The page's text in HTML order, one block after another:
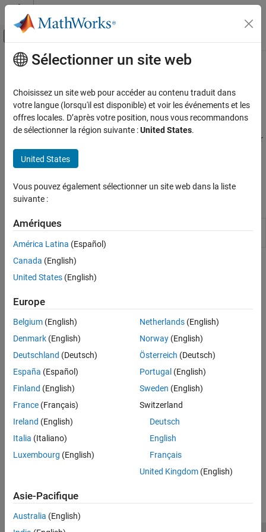
Passer au contenu
Activer/désactiver l'affichage du menu
Accueil de la documentation
Importation et analyse de données
Importation et exportation de données
Communication hardware et réseau
Hardware Arduino
Installation et configuration
interactive avec Arduino Explorer
Lire et écrire des données à partir des
broches Arduino
package
Résolution des problèmes dans MATLAB
Contenu principal
Explorer le hardware Arduino de
manière interactive avec Arduino
Explorer
Configurer et contrôler le hardware Arduino avec Arduino Explorer
UtilisezArduino Explorer
manière interactive, lire, écrire et analyser les données de la carte,
Applications
Arduino
Rubriques
Learn how to use the Arduino
Measure Temperature and Control Peripherals Using the
Arduino Explorer App
connect to an Arduino board and control attached peripherals
depending on the temperature variations.
Informations connexes
How to Use the Arduino Explorer App in MATLAB
Sélectionner un site web
Choisissez un site web pour accéder au contenu traduit dans
votre langue (lorsqu'il est disponible) et voir les événements et les
offres locales. D’après votre position, nous vous recommandons
de sélectionner la région suivante :United States.
United States
Vous pouvez également sélectionner un site web dans la liste
suivante :
Amériques
América Latina (Español)
Canada (English)
United States (English)
Europe
Belgium (English)
Denmark (English)
Deutschland (Deutsch)
España (Español)
Finland (English)
France (Français)
Ireland (English)
Italia (Italiano)
Luxembourg (English)
Netherlands(English)
Norway(English)
Österreich (Deutsch)
Portugal (English)
Sweden (English)
Switzerland
Deutsch
English
Français
United Kingdom(English)
Asie-Pacifique
Australia (English)